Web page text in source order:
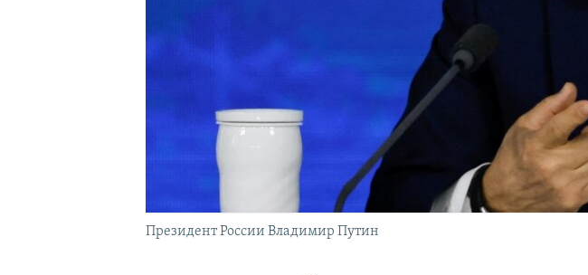
Президент России Владимир Путин